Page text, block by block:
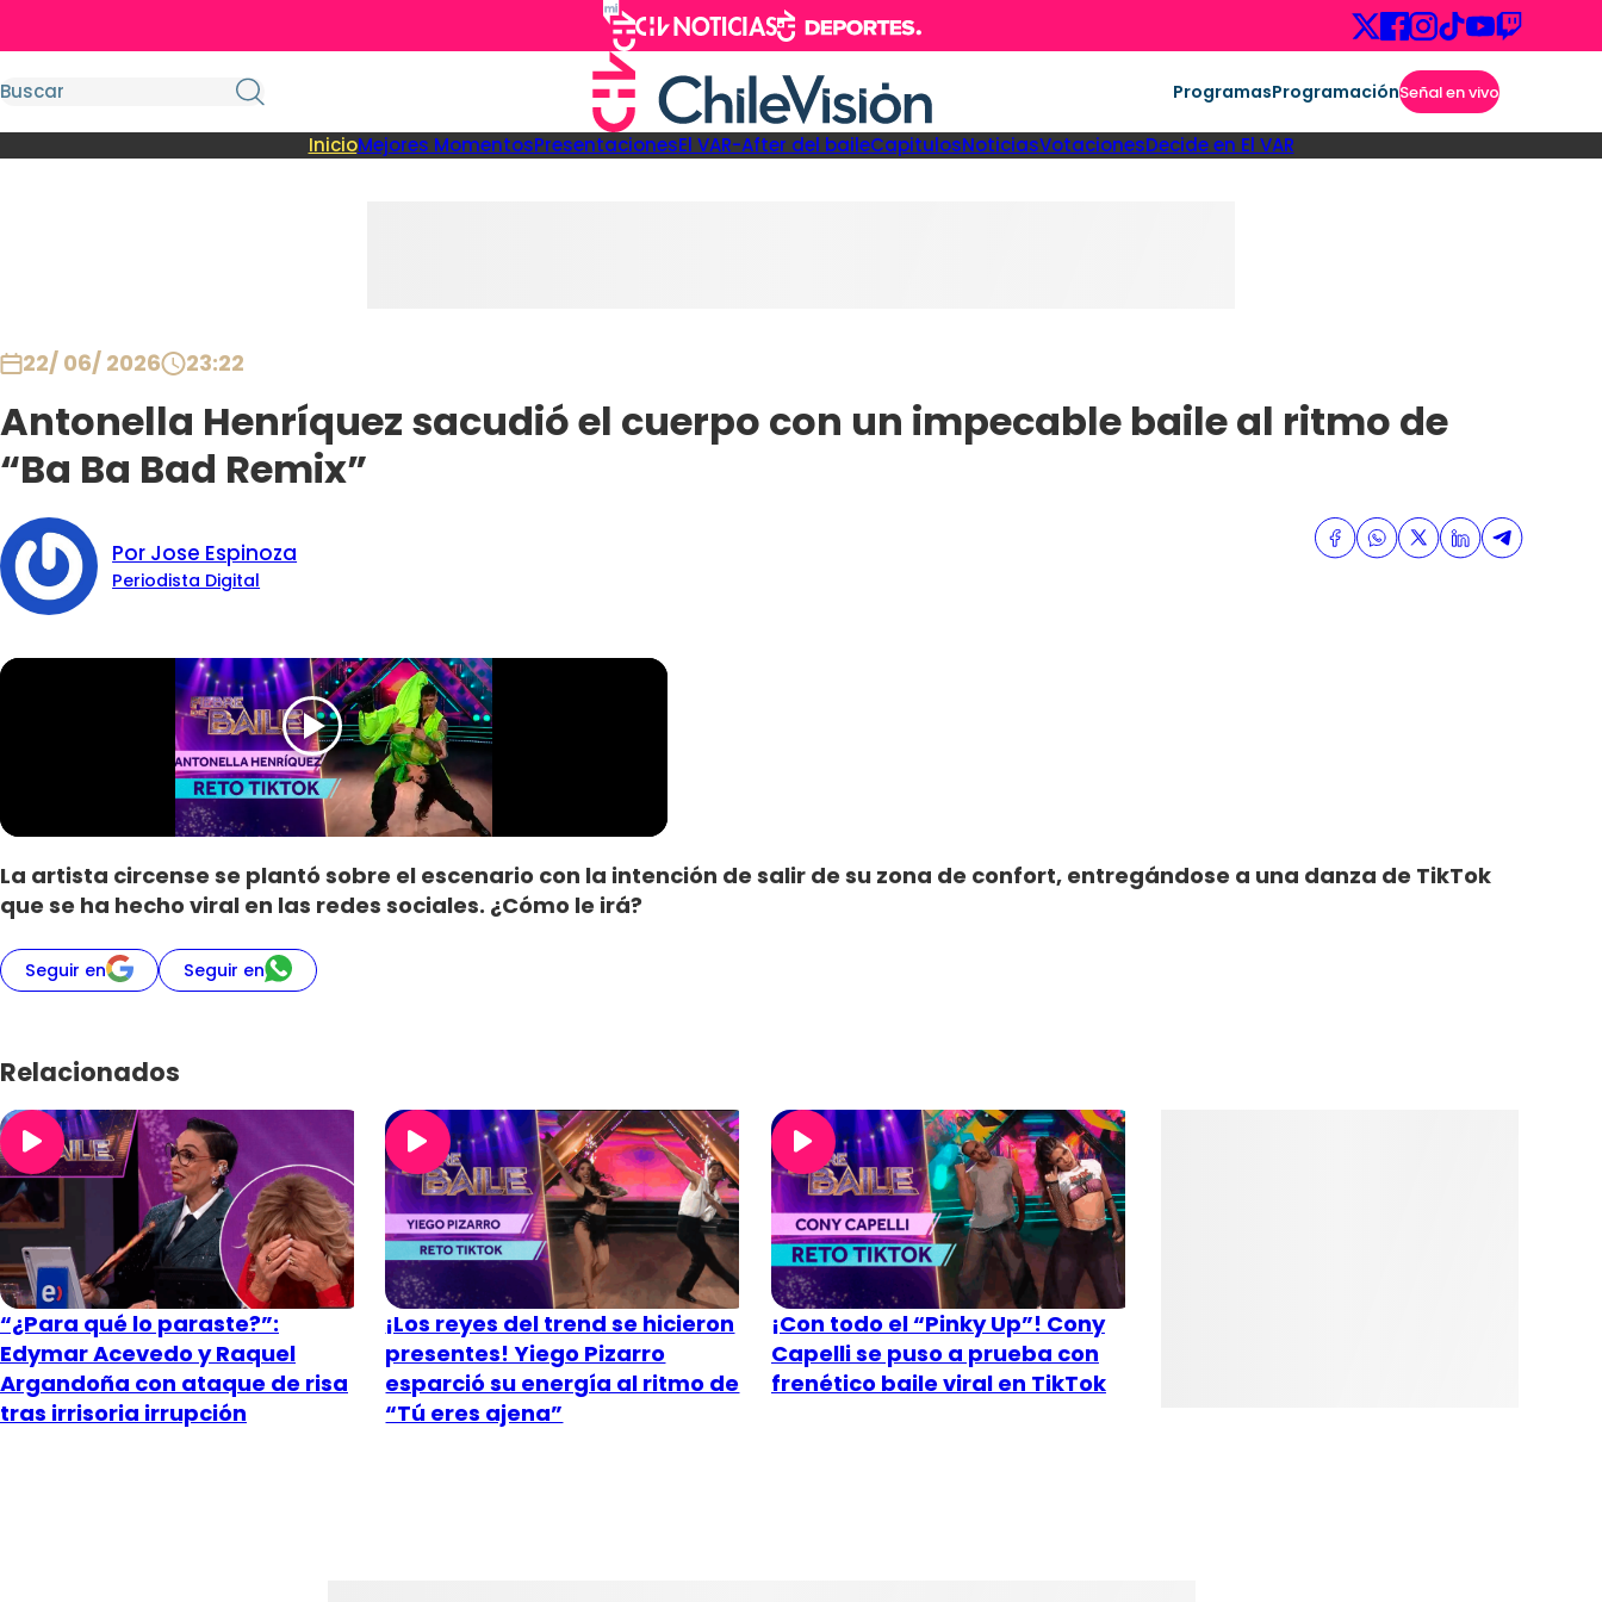
ProgramasProgramaciónSeñal en vivo
InicioMejores MomentosPresentacionesEl VAR-After del baileCapitulosNoticiasVotacionesDecide en El VAR
22/ 06/ 2026 23:22
Antonella Henríquez sacudió el cuerpo con un impecable baile al ritmo de
“Ba Ba Bad Remix”
Por Jose Espinoza
Periodista Digital
La artista circense se plantó sobre el escenario con la intención de salir de su zona de confort, entregándose a una danza de TikTok
que se ha hecho viral en las redes sociales. ¿Cómo le irá?
Seguir en Seguir en
Relacionados
“¿Para qué lo paraste?”:
Edymar Acevedo y Raquel
Argandoña con ataque de risa
tras irrisoria irrupción
¡Los reyes del trend se hicieron
presentes! Yiego Pizarro
esparció su energía al ritmo de
“Tú eres ajena”
¡Con todo el “Pinky Up”! Cony
Capelli se puso a prueba con
frenético baile viral en TikTok